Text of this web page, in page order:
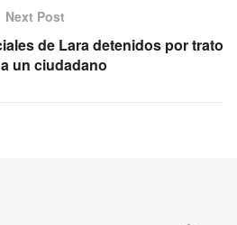
Next Post
de Lara detenidos por trato
un ciudadano